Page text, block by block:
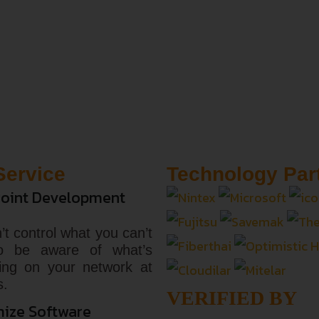
Development
control what you can’t
be aware of what’s
on your network at
Software
Technology
VERIFIED BY